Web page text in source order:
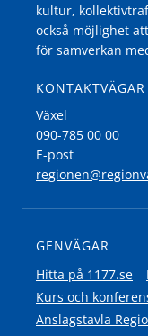
kultur,
också möjlighet
för samverkan
KONTAKTVÄGAR
Växel
090-785 00 00
E-post
GENVÄGAR
Hitta på 1177.se
Kurs och
Anslagstavla